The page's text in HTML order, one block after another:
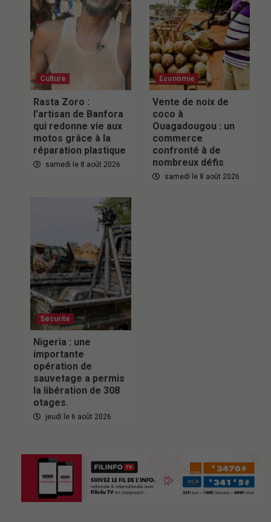
Culture
Rasta Zoro :
l’artisan de Banfora
qui redonne vie aux
motos grâce à la
réparation plastique
samedi le 8 août 2026
Economie
Vente de noix de
coco à
Ouagadougou : un
commerce
confronté à de
nombreux défis
samedi le 8 août 2026
Securite
Nigeria : une
importante
opération de
sauvetage a permis
la libération de 308
otages.
jeudi le 6 août 2026